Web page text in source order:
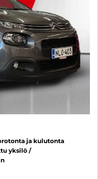
ja kulutonta
yksilö /